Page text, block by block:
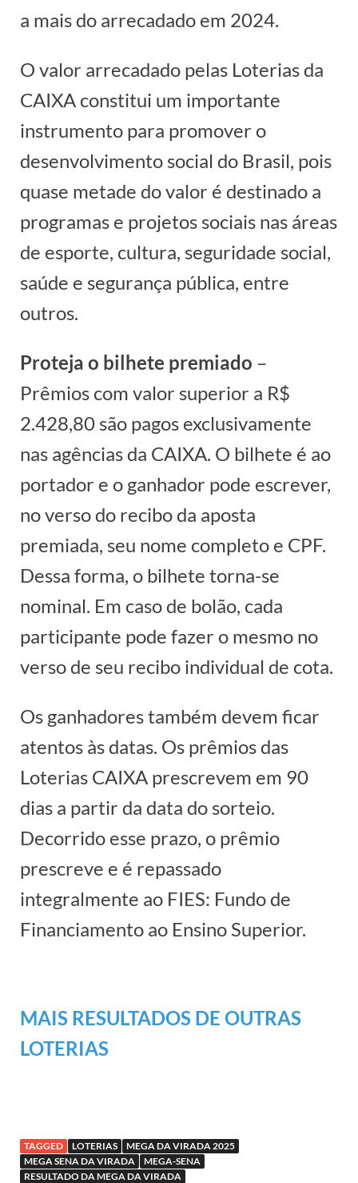
a mais do arrecadado em 2024.
O valor arrecadado pelas Loterias da
CAIXA constitui um importante
instrumento para promover o
desenvolvimento social do Brasil, pois
quase metade do valor é destinado a
programas e projetos sociais nas áreas
de esporte, cultura, seguridade social,
saúde e segurança pública, entre
outros.
Proteja o bilhete premiado –
Prêmios com valor superior a R$
2.428,80 são pagos exclusivamente
nas agências da CAIXA. O bilhete é ao
portador e o ganhador pode escrever,
no verso do recibo da aposta
premiada, seu nome completo e CPF.
Dessa forma, o bilhete torna-se
nominal. Em caso de bolão, cada
participante pode fazer o mesmo no
verso de seu recibo individual de cota.
Os ganhadores também devem ficar
atentos às datas. Os prêmios das
Loterias CAIXA prescrevem em 90
dias a partir da data do sorteio.
Decorrido esse prazo, o prêmio
prescreve e é repassado
integralmente ao FIES: Fundo de
Financiamento ao Ensino Superior.
MAIS RESULTADOS DE OUTRAS
LOTERIAS
TAGGED LOTERIAS
MEGA DA VIRADA 2025
MEGA SENA DA VIRADA
MEGA-SENA
RESULTADO DA MEGA DA VIRADA